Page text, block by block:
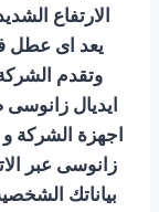
الارتفاع
يعد اى عطل
وتقدم
ايديال
اجهزة الشركة
زانوسى عبر
بياناتك